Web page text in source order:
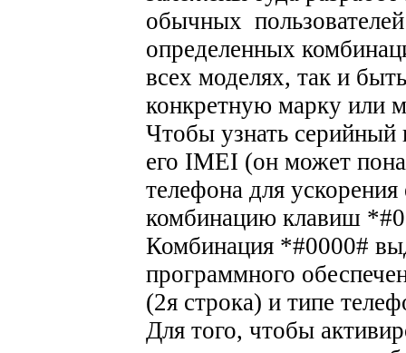
обычных
определенных
всех моделях, так и
конкретную марку или
Чтобы узнать серийный
его IMEI (он может
телефона для
комбинацию клавиш
Комбинация *#0000#
программного
(2я строка) и типе
Для того, чтобы